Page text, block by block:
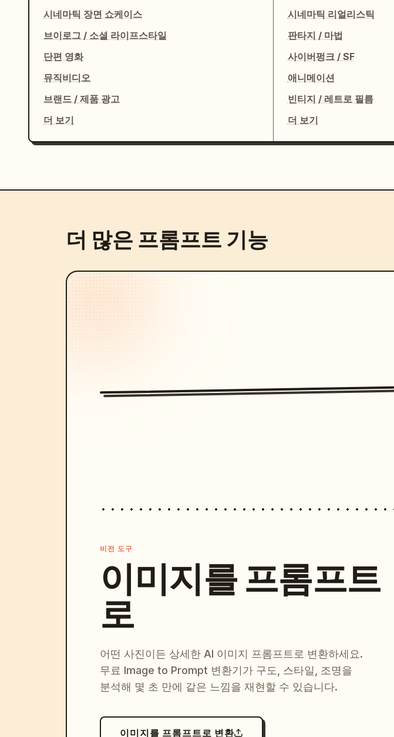
시네마틱 장면 쇼케이스
브이로그 / 소셜 라이프스타일
단편 영화
뮤직비디오
브랜드 / 제품 광고
더 보기
시네마틱 리얼리스틱
판타지 / 마법
사이버펑크 / SF
애니메이션
빈티지 / 레트로 필름
더 보기
더 많은 프롬프트 기능
비전 도구
이미지를 프롬프트
로
어떤 사진이든 상세한 AI 이미지 프롬프트로 변환하세요.
무료 Image to Prompt 변환기가 구도, 스타일, 조명을
분석해 몇 초 만에 같은 느낌을 재현할 수 있습니다.
이미지를 프롬프트로 변환